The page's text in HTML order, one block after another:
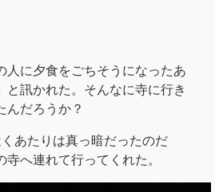
人に夕食をごちそうになったあ
と訊かれた。そんなに寺に行き
んだろうか？
あたりは真っ暗だったのだ
へ連れて行ってくれた。